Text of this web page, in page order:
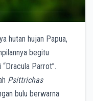
hutan hujan Papua,
begitu
Parrot”.
Psittrichas
bulu berwarna